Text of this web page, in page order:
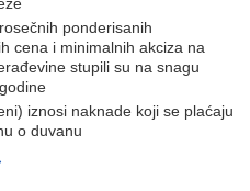
ponderisanih
cena i minimalnih akciza na
stupili su na snagu
iznosi naknade koji se plaćaju
o duvanu